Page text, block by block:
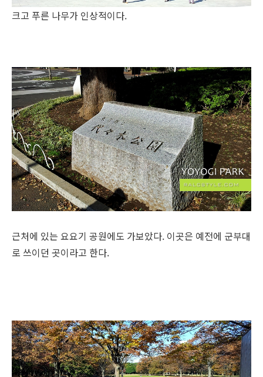
크고 푸른 나무가 인상적이다.
근처에 있는 요요기 공원에도 가보았다. 이곳은 예전에 군부대
로 쓰이던 곳이라고 한다.